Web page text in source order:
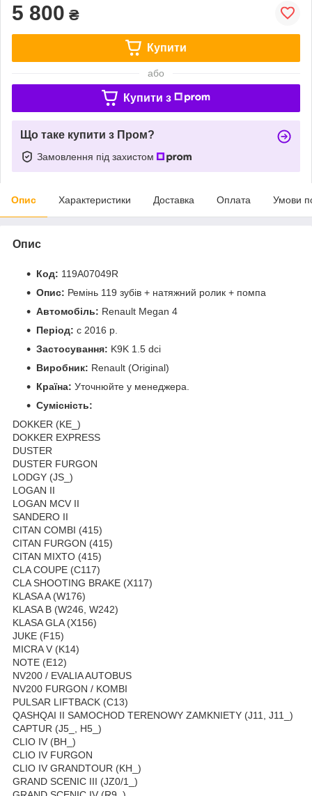
5 800 ₴
Купити
або
Купити з
Що таке купити з Пром?
Замовлення під захистом
Опис Характеристики Доставка Оплата Умови
Опис
Код: 119A07049R
Опис: Ремінь 119 зубів + натяжний ролик + помпа
Автомобіль: Renault Megan 4
Період: c 2016 р.
Застосування: K9K 1.5 dci
Виробник: Renault (Original)
Країна: Уточнюйте у менеджера.
Сумісність:
DOKKER (KE_)
DOKKER EXPRESS
DUSTER
DUSTER FURGON
LODGY (JS_)
LOGAN II
LOGAN MCV II
SANDERO II
CITAN COMBI (415)
CITAN FURGON (415)
CITAN MIXTO (415)
CLA COUPE (C117)
CLA SHOOTING BRAKE (X117)
KLASA A (W176)
KLASA B (W246, W242)
KLASA GLA (X156)
JUKE (F15)
MICRA V (K14)
NOTE (E12)
NV200 / EVALIA AUTOBUS
NV200 FURGON / KOMBI
PULSAR LIFTBACK (C13)
QASHQAI II SAMOCHOD TERENOWY ZAMKNIETY (J11, J11_)
CAPTUR (J5_, H5_)
CLIO IV (BH_)
CLIO IV FURGON
CLIO IV GRANDTOUR (KH_)
GRAND SCENIC III (JZ0/1_)